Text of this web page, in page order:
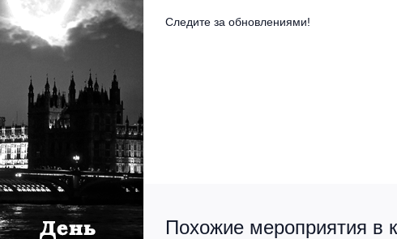
Следите за обновлениями!
Похожие мероприятия в